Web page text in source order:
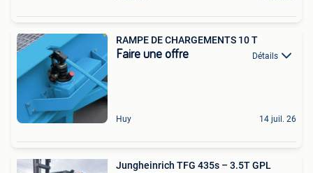
RAMPE DE CHARGEMENTS 10 T
Faire une offre Détails
Huy 14 juil. 26
Jungheinrich TFG 435s – 3.5T GPL